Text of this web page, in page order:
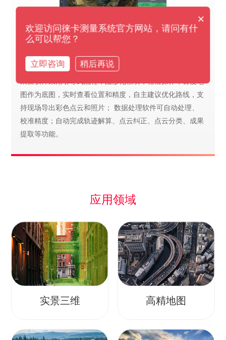
智能软件，全新体验！
图作为底图，实时查看位置和精度，自主建议优化路线，支
持现场导出彩色点云和照片； 数据处理软件可自动处理、
校准精度；自动完成轨迹解算、点云纠正、点云分类、成果
提取等功能。
应用领域
实景三维 高精地图
×
欢迎访问徕卡测量系统官方网站，请问有什
么可以帮您？
立即咨询 稍后再说